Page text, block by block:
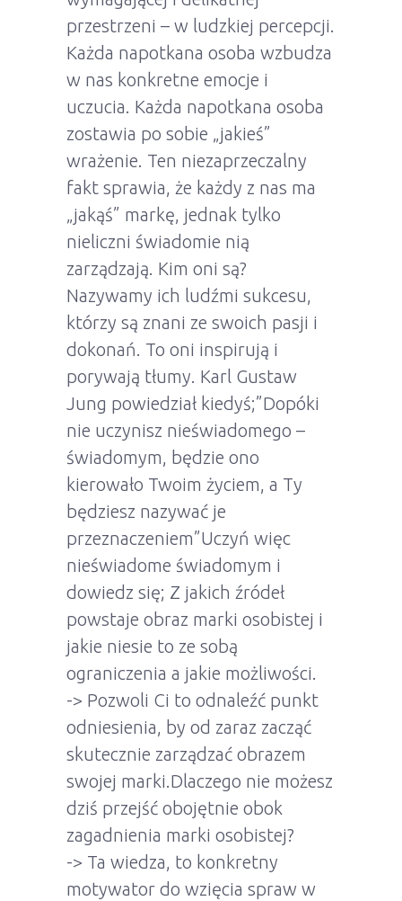
przestrzeni – w ludzkiej percepcji.
Każda napotkana osoba wzbudza
w nas konkretne emocje i
uczucia. Każda napotkana osoba
zostawia po sobie „jakieś”
wrażenie. Ten niezaprzeczalny
fakt sprawia, że każdy z nas ma
„jakąś” markę, jednak tylko
nieliczni świadomie nią
zarządzają. Kim oni są?
Nazywamy ich ludźmi sukcesu,
którzy są znani ze swoich pasji i
dokonań. To oni inspirują i
porywają tłumy. Karl Gustaw
Jung powiedział kiedyś;”Dopóki
nie uczynisz nieświadomego –
świadomym, będzie ono
kierowało Twoim życiem, a Ty
będziesz nazywać je
przeznaczeniem”Uczyń więc
nieświadome świadomym i
dowiedz się; Z jakich źródeł
powstaje obraz marki osobistej i
jakie niesie to ze sobą
ograniczenia a jakie możliwości.
-> Pozwoli Ci to odnaleźć punkt
odniesienia, by od zaraz zacząć
skutecznie zarządzać obrazem
swojej marki.Dlaczego nie możesz
dziś przejść obojętnie obok
zagadnienia marki osobistej?
-> Ta wiedza, to konkretny
motywator do wzięcia spraw w